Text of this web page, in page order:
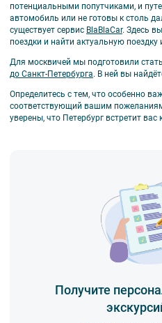
потенциальными попутчиками, и
автомобиль или не готовы к столь
существует сервис BlaBlaCar. Здесь
поездки и найти актуальную
Для москвичей мы подготовили
до Санкт-Петербурга. В ней вы
Определитесь с тем, что особенно
соответствующий вашим
уверены, что Петербург встретит вас
Получите